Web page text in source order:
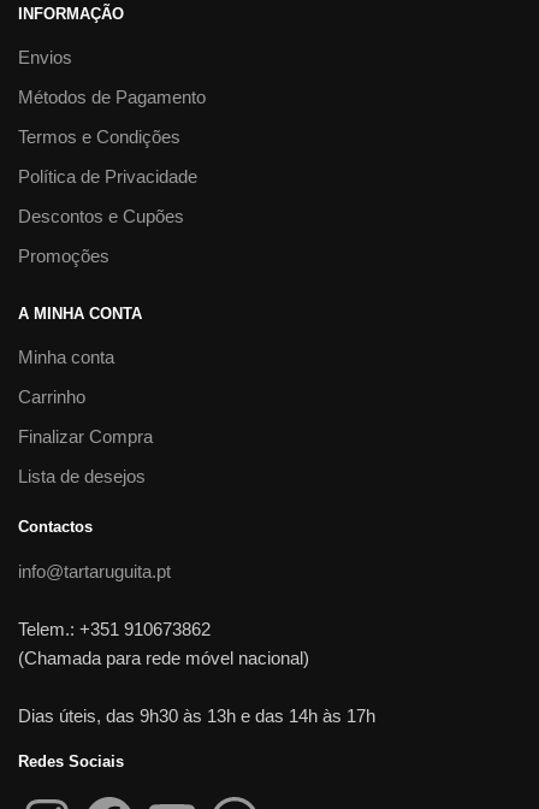
INFORMAÇÃO
Envios
Métodos de Pagamento
Termos e Condições
Política de Privacidade
Descontos e Cupões
Promoções
A MINHA CONTA
Minha conta
Carrinho
Finalizar Compra
Lista de desejos
Contactos
info@tartaruguita.pt
Telem.: +351 910673862
(Chamada para rede móvel nacional)
Dias úteis, das 9h30 às 13h e das 14h às 17h
Redes Sociais